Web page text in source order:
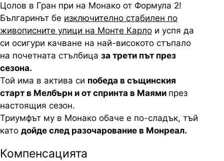
Цолов в Гран при на Монако от Формула 2!
Българинът бе изключително стабилен по
живописните улици на Монте Карло и успя да
си осигури качване на най-високото стъпало
на почетната стълбица за трети път през
сезона.
Той има в актива си победа в същинския
старт в Мелбърн и от спринта в Маями през
настоящия сезон.
Триумфът му в Монако обаче е по-сладък, тъй
като дойде след разочарование в Монреал.
Компенсацията